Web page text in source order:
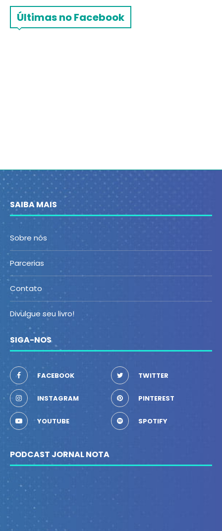
Últimas no Facebook
SAIBA MAIS
Sobre nós
Parcerias
Contato
Divulgue seu livro!
SIGA-NOS
FACEBOOK TWITTER
INSTAGRAM PINTEREST
YOUTUBE SPOTIFY
PODCAST JORNAL NOTA